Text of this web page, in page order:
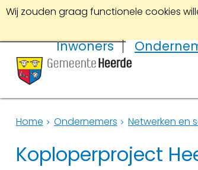
Wij zouden graag functionele cookies
Inwoners
Home Ondernemers Netwerken en
Koploperproject